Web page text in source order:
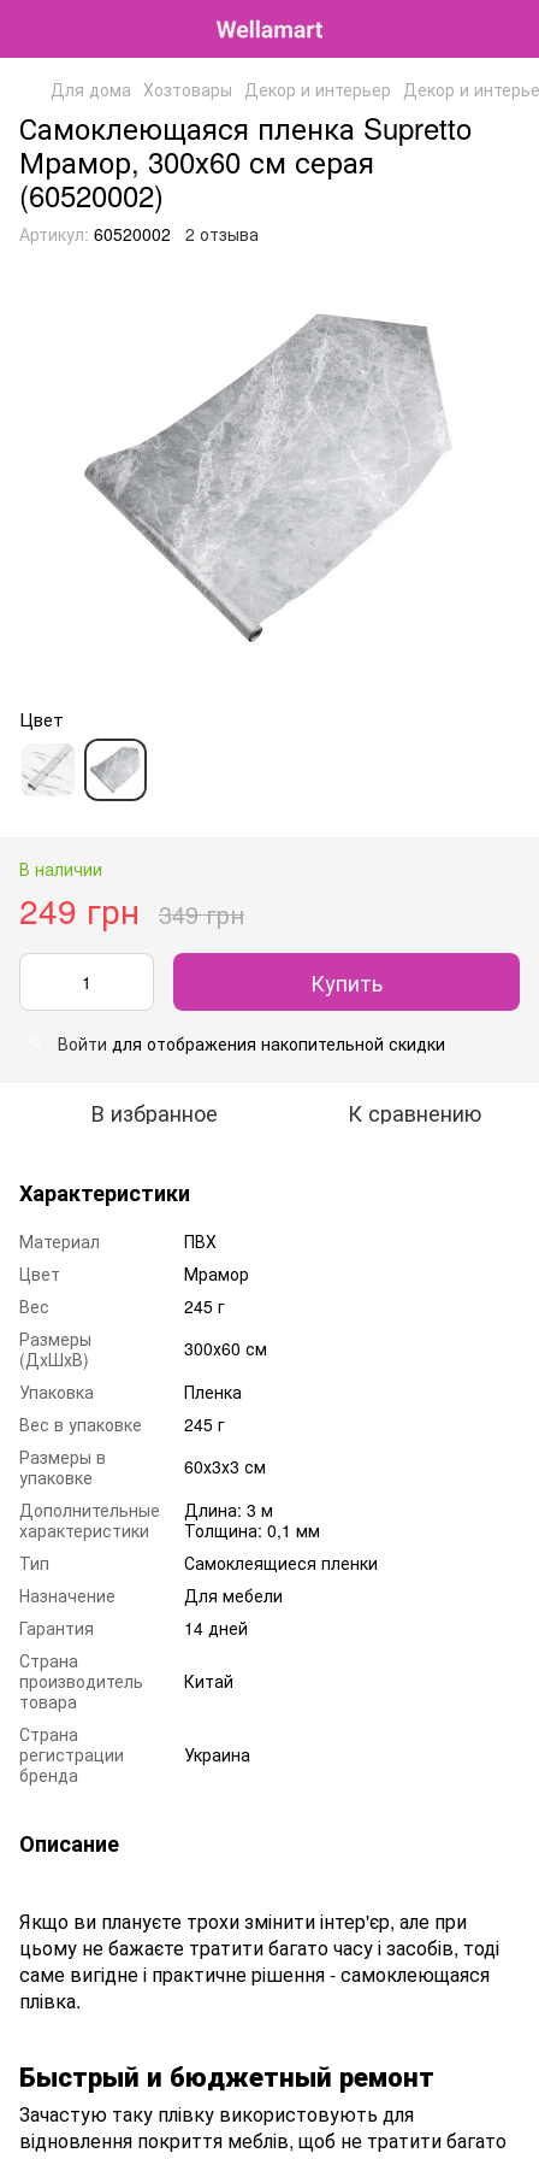
Для дома Хозтовары Декор и интерьер Декор и
Самоклеющаяся пленка Supretto
Мрамор, 300х60 см серая
(60520002)
Артикул: 60520002 2 отзыва
Цвет
В наличии
249 грн 349 грн
Купить
Войти для отображения накопительной скидки
В избранное К сравнению
Характеристики
Материал
ПВХ
Цвет
Мрамор
Вес
245 г
Размеры
(ДхШхВ)
300х60 см
Упаковка
Пленка
Вес в упаковке
245 г
Размеры в
упаковке
60х3х3 см
Дополнительные
характеристики
Длина: 3 м
Толщина: 0,1 мм
Тип
Самоклеящиеся пленки
Назначение
Для мебели
Гарантия
14 дней
Страна
производитель
товара
Китай
Страна
регистрации
бренда
Украина
Описание
Якщо ви плануєте трохи змінити інтер'єр, але при
цьому не бажаєте тратити багато часу і засобів, тоді
саме вигідне і практичне рішення - самоклеющаяся
плівка.
Быстрый и бюджетный ремонт
Зачастую таку плівку використовують для
відновлення покриття меблів, щоб не тратити багато